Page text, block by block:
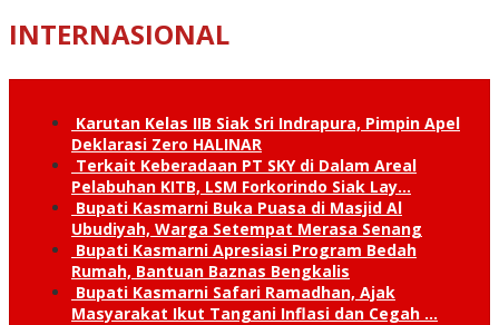
INTERNASIONAL
Karutan Kelas IIB Siak Sri Indrapura, Pimpin Apel
Deklarasi Zero HALINAR
Terkait Keberadaan PT SKY di Dalam Areal
Pelabuhan KITB, LSM Forkorindo Siak Lay…
Bupati Kasmarni Buka Puasa di Masjid Al
Ubudiyah, Warga Setempat Merasa Senang
Bupati Kasmarni Apresiasi Program Bedah
Rumah, Bantuan Baznas Bengkalis
Bupati Kasmarni Safari Ramadhan, Ajak
Masyarakat Ikut Tangani Inflasi dan Cegah …